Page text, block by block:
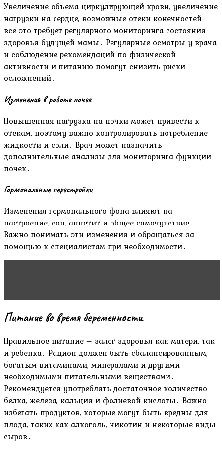
Увеличение объема циркулирующей крови, увеличение
нагрузки на сердце, возможные отеки конечностей –
все это требует регулярного мониторинга состояния
здоровья будущей мамы․ Регулярные осмотры у врача
и соблюдение рекомендаций по физической
активности и питанию помогут снизить риски
осложнений․
Изменения в работе почек
Повышенная нагрузка на почки может привести к
отекам, поэтому важно контролировать потребление
жидкости и соли․ Врач может назначить
дополнительные анализы для мониторинга функции
почек․
Гормональные перестройки
Изменения гормонального фона влияют на
настроение, сон, аппетит и общее самочувствие․
Важно понимать эти изменения и обращаться за
помощью к специалистам при необходимости․
Питание во время беременности
Правильное питание – залог здоровья как матери, так
и ребенка․ Рацион должен быть сбалансированным,
богатым витаминами, минералами и другими
необходимыми питательными веществами․
Рекомендуется употреблять достаточное количество
белка, железа, кальция и фолиевой кислоты․ Важно
избегать продуктов, которые могут быть вредны для
плода, таких как алкоголь, никотин и некоторые виды
сыров․